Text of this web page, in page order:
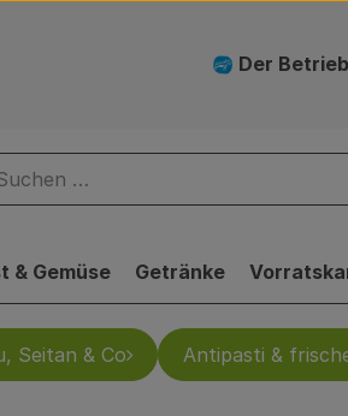
Der Betrieb
& Gemüse Getränke
Seitan & Co Antipasti &